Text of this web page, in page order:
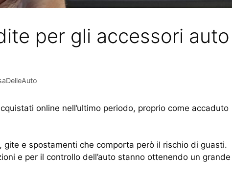
per gli accessori auto
online nell’ultimo periodo, proprio come accaduto
gite e spostamenti che comporta però il rischio di guasti.
e per il controllo dell’auto stanno ottenendo un grande